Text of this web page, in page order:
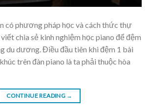
có phương pháp học và cách thức thự
viết chia sẻ kinh nghiệm học piano để đệm
du dương. Điều đầu tiên khi đệm 1 bài
trên đàn piano là ta phải thuộc hòa
CONTINUE READING →